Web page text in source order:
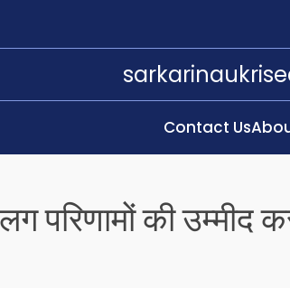
Contact Us
की उम्मीद